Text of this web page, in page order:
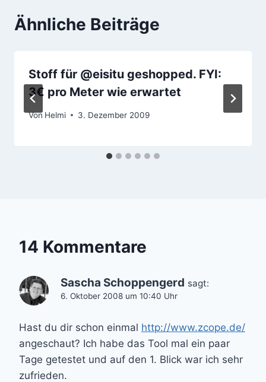
Ähnliche Beiträge
Stoff für @eisitu geshopped. FYI:
3€ pro Meter wie erwartet
Von Helmi 3. Dezember 2009
14 Kommentare
Sascha Schoppengerd sagt:
6. Oktober 2008 um 10:40 Uhr
Hast du dir schon einmal http://www.zcope.de/
angeschaut? Ich habe das Tool mal ein paar
Tage getestet und auf den 1. Blick war ich sehr
zufrieden.